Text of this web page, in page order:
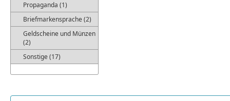
Propaganda (1)
Briefmarkensprache (2)
Geldscheine und Münzen
(2)
Sonstige (17)